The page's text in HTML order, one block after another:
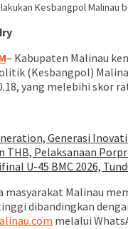
Kesbangpol Malinau
– Kabupaten Malinau
(Kesbangpol)
yang melebihi skor
Generasi
THB, Pelaksanaan
U-45 BMC 2026,
masyarakat Malinau
dibandingkan
melalui